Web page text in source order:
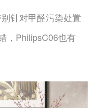
针对甲醛污染处置
，PhilipsC06也有